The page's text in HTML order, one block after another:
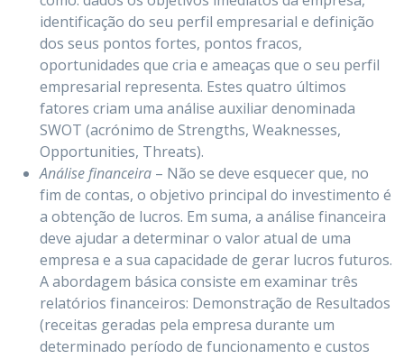
identificação do seu perfil empresarial e definição
dos seus pontos fortes, pontos fracos,
oportunidades que cria e ameaças que o seu perfil
empresarial representa. Estes quatro últimos
fatores criam uma análise auxiliar denominada
SWOT (acrónimo de Strengths, Weaknesses,
Opportunities, Threats).
Análise financeira – Não se deve esquecer que, no
fim de contas, o objetivo principal do investimento é
a obtenção de lucros. Em suma, a análise financeira
deve ajudar a determinar o valor atual de uma
empresa e a sua capacidade de gerar lucros futuros.
A abordagem básica consiste em examinar três
relatórios financeiros: Demonstração de Resultados
(receitas geradas pela empresa durante um
determinado período de funcionamento e custos